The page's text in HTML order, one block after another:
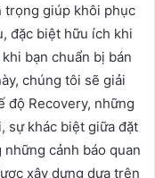
trọng giúp khôi phục
đặc biệt hữu ích khi
bạn chuẩn bị bán
chúng tôi sẽ giải
độ Recovery, những
sự khác biệt giữa đặt
những cảnh báo quan
xây dựng dựa trên